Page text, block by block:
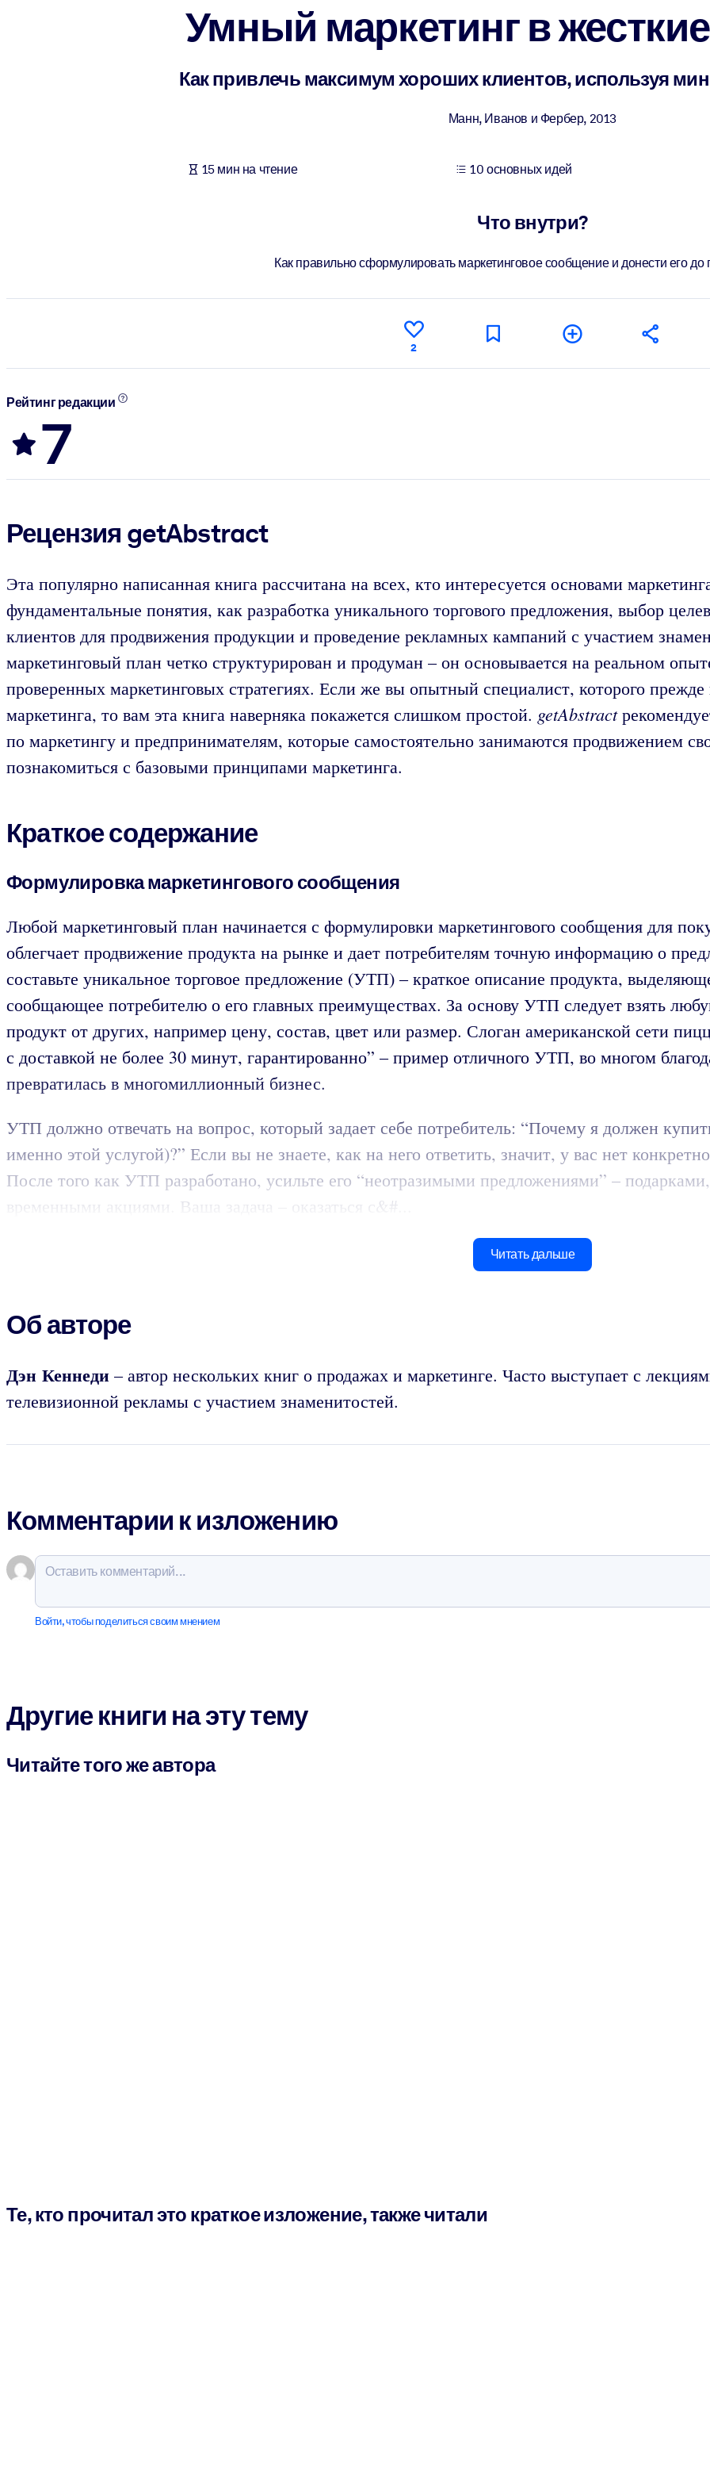
Для корпоративных библиотек
Обогатите корпоративную библиотеку надежными и готовыми к использованию бизнес-знаниями.
Используйте надежные структурированные знания для улучшения результатов ваших ИИ-систем.
Умный маркетинг в
Как привлечь максимум хороших клиентов, используя
Манн, Иванов и Фербер, 2013
15 мин на чтение 10 основных идей
Что внутри?
Как правильно сформулировать маркетинговое сообщение и донести его до
2
Рейтинг редакции
7
Рецензия getAbstract
Эта популярно написанная книга рассчитана на всех, кто интересуется основами
фундаментальные понятия, как разработка уникального торгового предложения, выбор
клиентов для продвижения продукции и проведение рекламных кампаний с участием
маркетинговый план четко структурирован и продуман – он основывается на реальном
проверенных маркетинговых стратегиях. Если же вы опытный специалист, которого
маркетинга, то вам эта книга наверняка покажется слишком простой. getAbstract
по маркетингу и предпринимателям, которые самостоятельно занимаются продвижением
познакомиться с базовыми принципами маркетинга.
Краткое содержание
Формулировка маркетингового сообщения
Любой маркетинговый план начинается с формулировки маркетингового сообщения для
облегчает продвижение продукта на рынке и дает потребителям точную информацию о
составьте уникальное торговое предложение (УТП) – краткое описание продукта,
сообщающее потребителю о его главных преимуществах. За основу УТП следует взять
продукт от других, например цену, состав, цвет или размер. Слоган американской сети
с доставкой не более 30 минут, гарантированно” – пример отличного УТП, во многом
превратилась в многомиллионный бизнес.
УТП должно отвечать на вопрос, который задает себе потребитель: “Почему я должен
именно этой услугой)?” Если вы не знаете, как на него ответить, значит, у вас нет
После того как УТП разработано, усильте его “неотразимыми предложениями” –
временными акциями. Ваша задача – оказаться с&#...
Читать дальше
Об авторе
Дэн Кеннеди – автор нескольких книг о продажах и маркетинге. Часто выступает с
телевизионной рекламы с участием знаменитостей.
Комментарии к изложению
Войти, чтобы поделиться своим мнением
Другие книги на эту тему
Читайте того же автора
Те, кто прочитал это краткое изложение, также читали